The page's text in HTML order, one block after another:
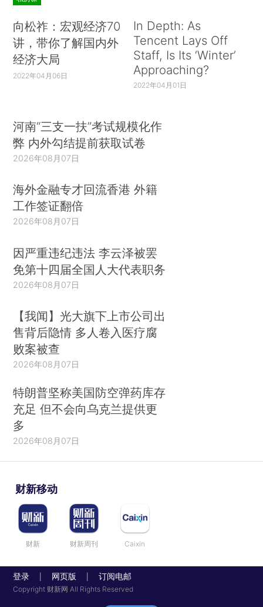
向松祚：宏观经济70
讲，带你了解国内外
经济大局
2022年04月06日
In Depth: As
Tencent Lays Off
Staff, Is Its ‘Winter’
Approaching?
2022年04月01日
河南“三支一扶”考试规模化作
弊 内外勾结提前获取试卷
2026年08月07日
海外金融专才回流香港 外籍
工作签证翻倍
2026年08月07日
因严重违纪违法 李云泽被罢
免第十四届全国人大代表职务
2026年08月07日
【我闻】光大旗下上市公司出
售背后隐情 多人卷入医疗腐
败案被查
2026年08月07日
特朗普坚称美国防空弹药库存
充足 但不会向乌克兰提供更
多
2026年08月07日
财新移动
财新 财新周刊 Caixin
登录 网页版 订阅电邮
Copyright 财新网 All Rights Reserved